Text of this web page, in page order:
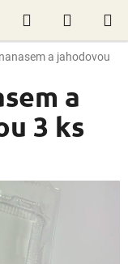
Hledat
KOŠÍK
a jahodovou
a
3 ks